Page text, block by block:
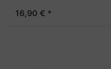
16,90 € *